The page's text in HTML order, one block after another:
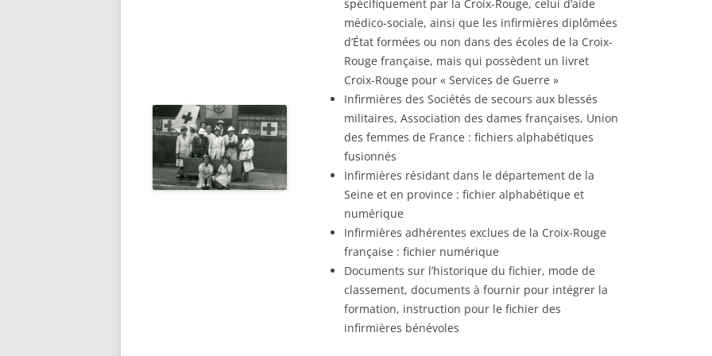
RECHERCHER UN PUPILLE DE LA
RECHERCHER UN DOUANIER
CHEMINOT
RECHERCHER UNE SÉPULTURE
RECHERCHER UN FRANÇAIS À
RECHERCHER UN BAGNARD
STATISTIQUES DES CONVOIS DE
RAPATRIÉS ARRIVÉS À EVIAN DU
30/07/1917 AU 01/09/1917 –
ADRESSE DÉFINITIVES DES
PERSONNES ET FAMILLES
RAPATRIÉES PAR LA SUISSE
ETAT FAISANT CONNAÎTRE LA
RÉSIDENCE ACTUELLE DES
PERSONNES ÉVACUÉES DU
DÉPARTEMENT DU HAUT-RHIN (5
LISTES ) – 1914-1918
ETAT NOMINATIF DES MALADES
DE L’HÔPITAL CIVIL DE BELFORT
VENANT D’ALSACE ÉVACUÉS (1939-
1940)
EXCLU GÉNÉALOMANIAC – ETAT
MILITAIRES
CARTE MILITAIRE DE LA FRANCE –
1906
LIEUX D’INTERNEMENT EN FRANCE
1939-1945
DÉPÔTS DE PRISONNIERS
ALLEMANDS (1914-1918)
LISTE DES CAMPS DE PRISONNIERS
EMPLACEMENTS DES TROUPES
INSTRUCTION DE SERVICE ÉDITION
POUR LE FUSILLER ET LE TIREUR
LMG. DR. JURÉ. W. REIBERT. / DER
SUR-MER : BOURREAU
JOSEPH CLÉMENT
CIMETIÈRE DE
MER (44) : PHILIPPE
CIMETIÈRE DE
MER (44) : COLONEL
RENÉ LOUIS PIERRE
CIMETIÈRE DE
MER (44) : JEAN
1996) ANCIEN
spécifiquement par la Croix-Rouge, celui d’aide
médico-sociale, ainsi que les infirmières diplômées
d’État formées ou non dans des écoles de la Croix-
Rouge française, mais qui possèdent un livret
Croix-Rouge pour « Services de Guerre »
Infirmières des Sociétés de secours aux blessés
militaires, Association des dames françaises, Union
des femmes de France : fichiers alphabétiques
fusionnés
Infirmières résidant dans le département de la
Seine et en province : fichier alphabétique et
numérique
Infirmières adhérentes exclues de la Croix-Rouge
française : fichier numérique
Documents sur l’historique du fichier, mode de
classement, documents à fournir pour intégrer la
formation, instruction pour le fichier des
infirmières bénévoles